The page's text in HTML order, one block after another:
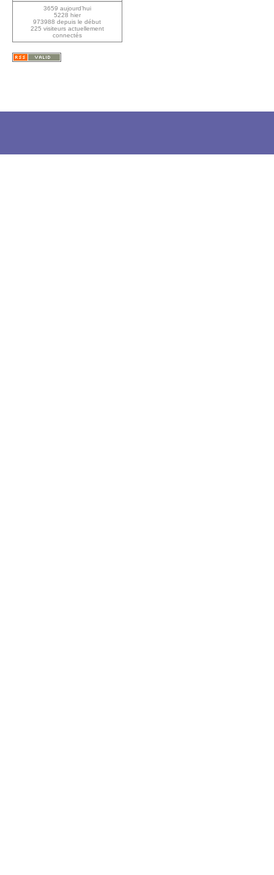
3659 aujourd’hui
5228 hier
973988 depuis le début
225 visiteurs actuellement
connectés